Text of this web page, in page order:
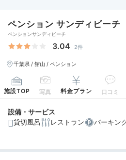
ペンション サンディビーチ
ペンションサンディビーチ
3.04 2件
千葉県 / 館山 / ペンション
施設TOP 写真 料金プラン 口コミ
設備・サービス
貸切風呂
レストラン パーキン